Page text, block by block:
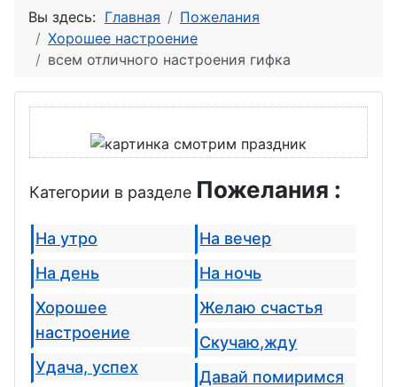
Вы здесь: Главная
Пожелания
Хорошее настроение
всем отличного настроения гифка
Категории в разделе Пожелания :
На утро
На день
Хорошее
настроение
Удача, успех
На вечер
На ночь
Желаю счастья
Скучаю,жду
Давай помиримся